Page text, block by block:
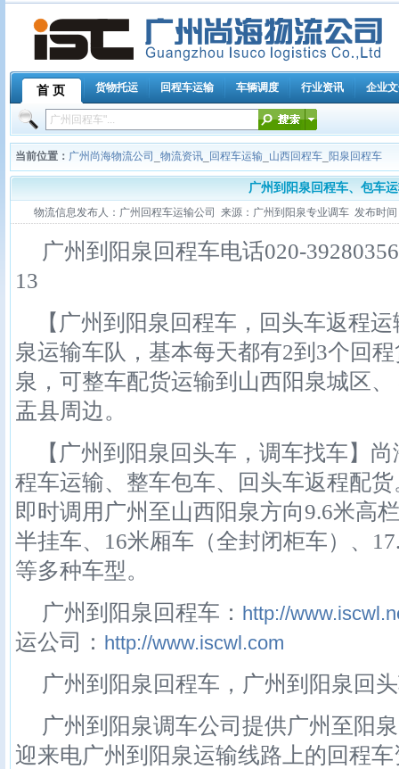
首 页 货物托运 回程车运输 车辆调度 行业资讯 企业
当前位置： 广州尚海物流公司 物流资讯 回程车运输 山西回程车 阳泉回程车
广州到阳泉回程车、包车
物流信息发布人：广州回程车运输公司 来源：广州到阳泉专业调车 发布时
广州到阳泉回程车电话020-
13
【广州到阳泉回程车，回头车返程
泉运输车队，基本每天都有2到3个回
泉，可整车配货运输到山西阳泉城区
盂县周边。
【广州到阳泉回头车，调车找车】
程车运输、整车包车、回头车返程配
即时调用广州至山西阳泉方向9.6米高
半挂车、16米厢车（全封闭柜车）、
等多种车型。
广州到阳泉回程车： http://
运公司： http://www.iscwl.com
广州到阳泉回程车，广州到阳泉回
广州到阳泉调车公司提供广州至阳
迎来电广州到阳泉运输线路上的回程